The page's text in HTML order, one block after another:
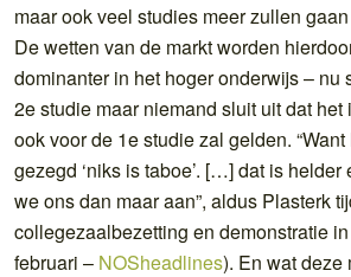
maar ook veel studies meer zullen
De wetten van de markt worden
dominanter in het hoger onderwijs – nu
2e studie maar niemand sluit uit dat het
ook voor de 1e studie zal gelden.
gezegd ‘niks is taboe’. […] dat is helder
we ons dan maar aan”, aldus Plasterk
collegezaalbezetting en demonstratie
februari – NOSheadlines). En wat deze